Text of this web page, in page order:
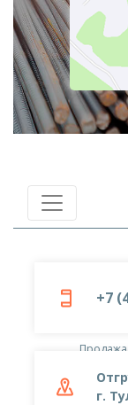
+7
г.
Продажа